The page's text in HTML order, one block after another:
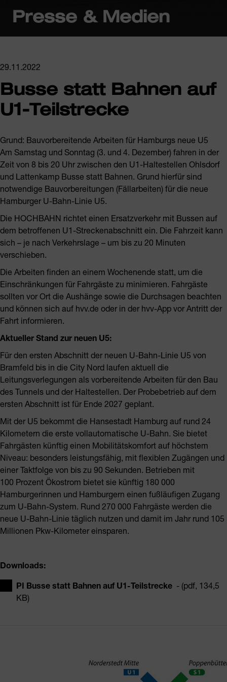
Presse & Medien
29.11.2022
Busse statt Bahnen auf
U1-Teilstrecke
Grund: Bauvorbereitende Arbeiten für Hamburgs neue U5
Am Samstag und Sonntag (3. und 4. Dezember) fahren in der
Zeit von 8 bis 20 Uhr zwischen den U1-Haltestellen Ohlsdorf
und Lattenkamp Busse statt Bahnen. Grund hierfür sind
notwendige Bauvorbereitungen (Fällarbeiten) für die neue
Hamburger U-Bahn-Linie U5.
Die HOCHBAHN richtet einen Ersatzverkehr mit Bussen auf
dem betroffenen U1-Streckenabschnitt ein. Die Fahrzeit kann
sich – je nach Verkehrslage – um bis zu 20 Minuten
verschieben.
Die Arbeiten finden an einem Wochenende statt, um die
Einschränkungen für Fahrgäste zu minimieren. Fahrgäste
sollten vor Ort die Aushänge sowie die Durchsagen beachten
und können sich auf hvv.de oder in der hvv-App vor Antritt der
Fahrt informieren.
Aktueller Stand zur neuen U5:
Für den ersten Abschnitt der neuen U-Bahn-Linie U5 von
Bramfeld bis in die City Nord laufen aktuell die
Leitungsverlegungen als vorbereitende Arbeiten für den Bau
des Tunnels und der Haltestellen. Der Probebetrieb auf dem
ersten Abschnitt ist für Ende 2027 geplant.
Mit der U5 bekommt die Hansestadt Hamburg auf rund 24
Kilometern die erste vollautomatische U-Bahn. Sie bietet
Fahrgästen künftig einen Mobilitätskomfort auf höchstem
Niveau: besonders leistungsfähig, mit flexiblen Zugängen und
einer Taktfolge von bis zu 90 Sekunden. Betrieben mit
100 Prozent Ökostrom bietet sie künftig 180 000
Hamburgerinnen und Hamburgern einen fußläufigen Zugang
zum U-Bahn-System. Rund 270 000 Fahrgäste werden die
neue U-Bahn-Linie täglich nutzen und damit im Jahr rund 105
Millionen Pkw-Kilometer einsparen.
Downloads:
PI Busse statt Bahnen auf U1-Teilstrecke - (pdf, 134,5
KB)